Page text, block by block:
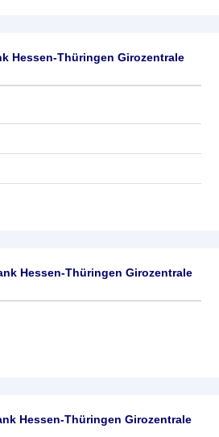
Hessen-Thüringen Girozentrale
Hessen-Thüringen Girozentrale
Hessen-Thüringen Girozentrale